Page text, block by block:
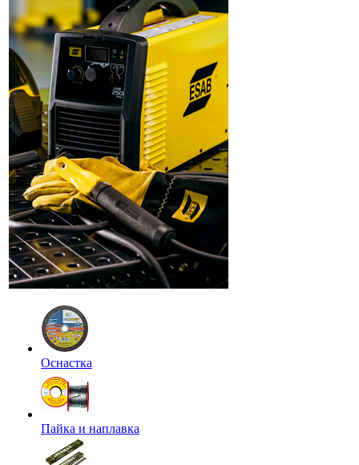
Оснастка
Пайка и наплавка